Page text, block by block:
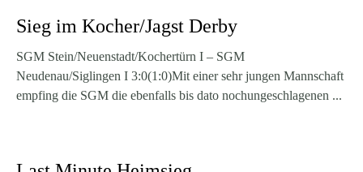
Sieg im Kocher/Jagst Derby
SGM Stein/Neuenstadt/Kochertürn I – SGM
Neudenau/Siglingen I 3:0(1:0)Mit einer sehr jungen Mannschaft
empfing die SGM die ebenfalls bis dato nochungeschlagenen ...